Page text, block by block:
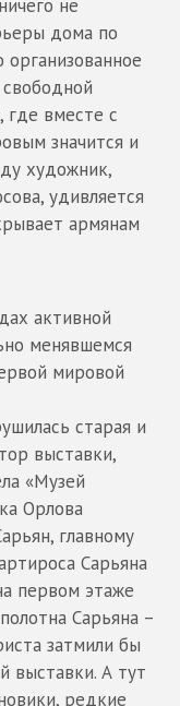
не
дома по
где вместе с
значится и
художник,
удивляется
армянам
активной
менявшемся
мировой
старая и
выставки,
«Музей
Орлова
главному
Сарьяна
первом этаже
Сарьяна –
затмили бы
выставки. А тут
редкие